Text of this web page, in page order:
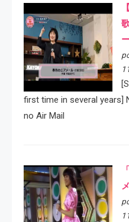
first time in several years]
no Air Mail